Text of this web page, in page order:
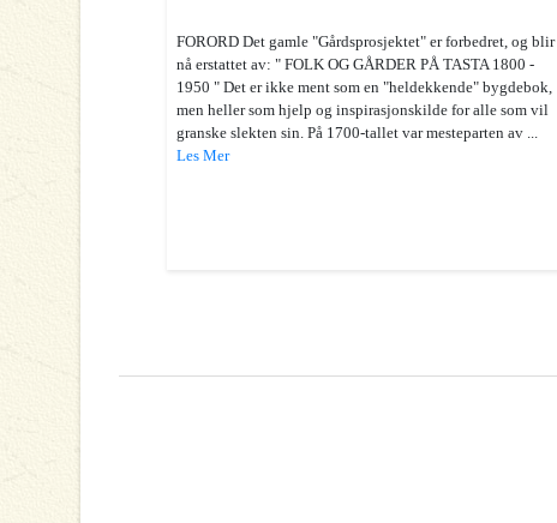
FORORD Det gamle "Gårdsprosjektet" er forbedret, og blir
nå erstattet av: " FOLK OG GÅRDER PÅ TASTA 1800 -
1950 " Det er ikke ment som en "heldekkende" bygdebok,
men heller som hjelp og inspirasjonskilde for alle som vil
granske slekten sin. På 1700-tallet var mesteparten av ...
Les Mer